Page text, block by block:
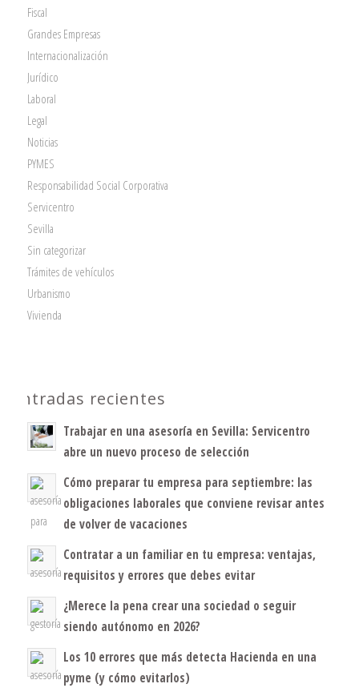
Fiscal
Grandes Empresas
Internacionalización
Jurídico
Laboral
Legal
Noticias
PYMES
Responsabilidad Social Corporativa
Servicentro
Sevilla
Sin categorizar
Trámites de vehículos
Urbanismo
Vivienda
Entradas recientes
Trabajar en una asesoría en Sevilla: Servicentro
abre un nuevo proceso de selección
Cómo preparar tu empresa para septiembre: las
obligaciones laborales que conviene revisar antes
de volver de vacaciones
Contratar a un familiar en tu empresa: ventajas,
requisitos y errores que debes evitar
¿Merece la pena crear una sociedad o seguir
siendo autónomo en 2026?
Los 10 errores que más detecta Hacienda en una
pyme (y cómo evitarlos)